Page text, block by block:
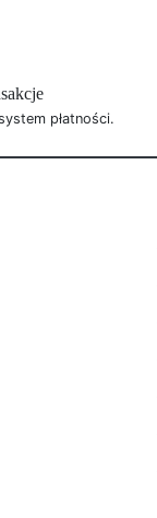
płatności.